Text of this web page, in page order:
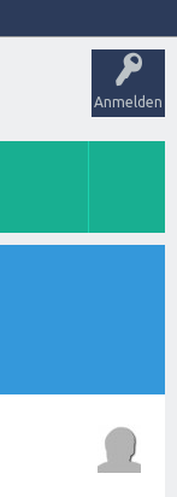
Anmelden